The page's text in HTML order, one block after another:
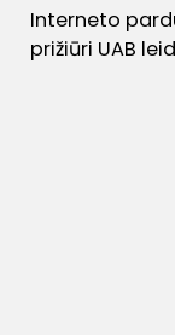
Interneto
prižiūri UAB